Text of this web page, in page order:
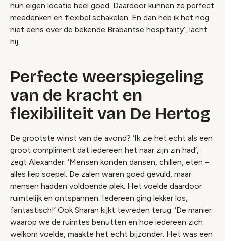
hun eigen locatie heel goed. Daardoor kunnen ze perfect
meedenken en flexibel schakelen. En dan heb ik het nog
niet eens over de bekende Brabantse hospitality’, lacht
hij.
Perfecte weerspiegeling
van de kracht en
flexibiliteit van De Hertog
De grootste winst van de avond? ‘Ik zie het echt als een
groot compliment dat iedereen het naar zijn zin had’,
zegt Alexander. ‘Mensen konden dansen, chillen, eten –
alles liep soepel. De zalen waren goed gevuld, maar
mensen hadden voldoende plek. Het voelde daardoor
ruimtelijk en ontspannen. Iedereen ging lekker los,
fantastisch!’ Ook Sharan kijkt tevreden terug: ‘De manier
waarop we de ruimtes benutten en hoe iedereen zich
welkom voelde, maakte het echt bijzonder. Het was een